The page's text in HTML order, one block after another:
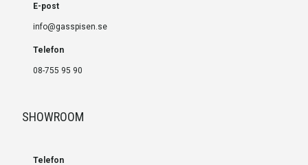
E-post
info@gasspisen.se
Telefon
08-755 95 90
SHOWROOM
Telefon